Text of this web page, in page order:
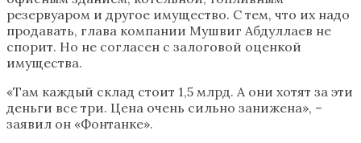
резервуаром и другое имущество. С тем, что их надо
продавать, глава компании Мушвиг Абдуллаев не
спорит. Но не согласен с залоговой оценкой
имущества.
«Там каждый склад стоит 1,5 млрд. А они хотят за эти
деньги все три. Цена очень сильно занижена», –
заявил он «Фонтанке».